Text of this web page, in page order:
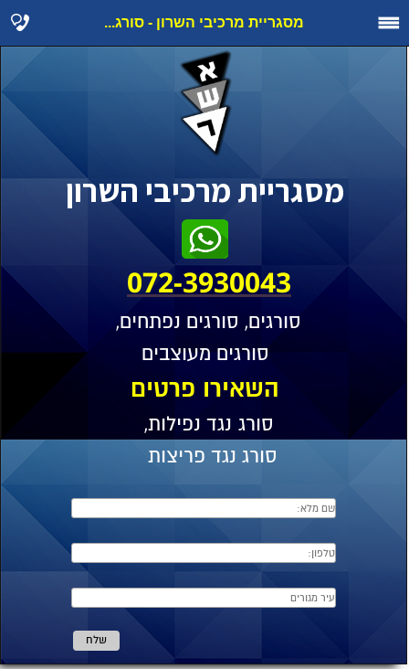
מסגריית מרכיבי השרון - סורג...
072-3930043
מסגריית מרכיבי השרון
סורגים, סורגים נפתחים,
סורגים מעוצבים
סורג נגד פריצות
סורג נגד נפילות,
השאירו פרטים